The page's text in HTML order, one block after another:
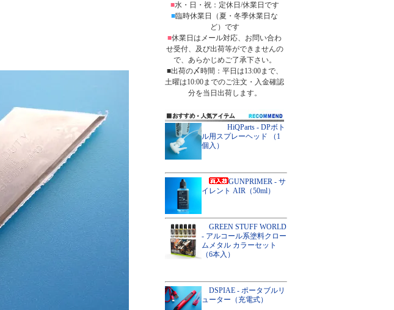
■水・日・祝：定休日/休業日です
■臨時休業日（夏・冬季休業日な
ど）です
■休業日はメール対応、お問い合わ
せ受付、及び出荷等ができませんの
で、あらかじめご了承下さい。
■出荷の〆時間：平日は13:00まで、
土曜は10:00までのご注文・入金確認
分を当日出荷します。
HiQParts - DPボト
ル用スプレーヘッド （1
個入）
GUNPRIMER - サ
イレント AIR（50ml）
GREEN STUFF WORLD
- アルコール系塗料クロー
ムメタル カラーセット
（6本入）
DSPIAE - ポータブルリ
ューター（充電式）